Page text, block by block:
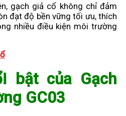
gạch giả cổ không chỉ đảm
đạt độ bền vững tối ưu, thích
nhiều điều kiện môi trường
bật của Gạch
GC03